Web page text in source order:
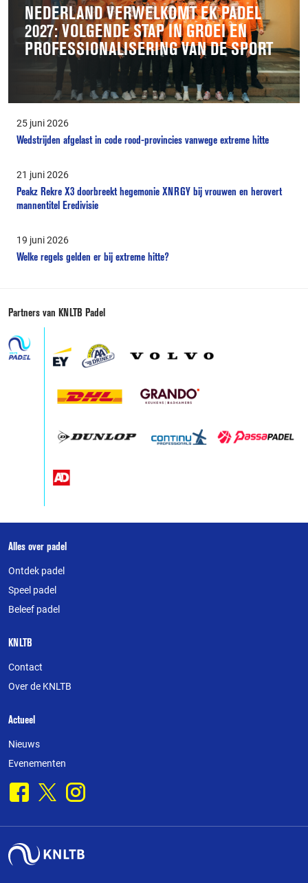
NEDERLAND VERWELKOMT EK PADEL
2027: VOLGENDE STAP IN GROEI EN
PROFESSIONALISERING VAN DE SPORT
25 juni 2026
Wedstrijden afgelast in code rood-provincies vanwege extreme hitte
21 juni 2026
Peakz Rekre X3 doorbreekt hegemonie XNRGY bij vrouwen en herovert
mannentitel Eredivisie
19 juni 2026
Welke regels gelden er bij extreme hitte?
Partners van KNLTB Padel
Over
deze
website
Alles over padel
Ontdek padel
Speel padel
Beleef padel
KNLTB
Contact
Over de KNLTB
Actueel
Nieuws
Evenementen
Facebook
X Instagram